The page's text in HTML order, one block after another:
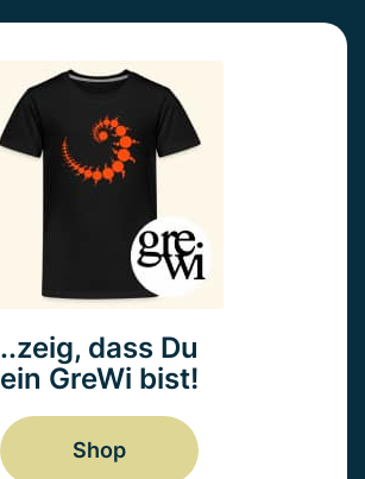
..zeig, dass Du
ein GreWi bist!
Shop